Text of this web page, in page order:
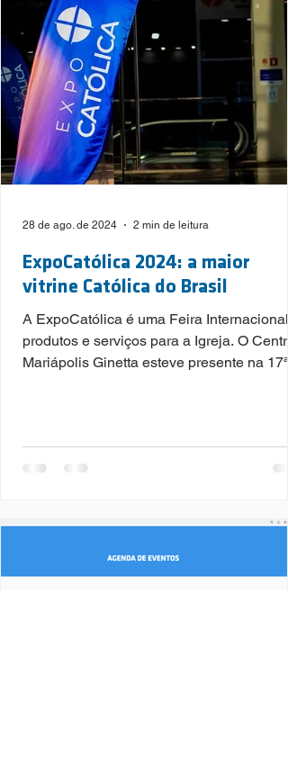
ExpoCatólica 2024: a maior
vitrine Católica do Brasil
A ExpoCatólica é uma Feira Internacional
produtos e serviços para a Igreja. O Centro
Mariápolis Ginetta esteve presente na 17ª
28 de ago. de 2024 2 min de leitura